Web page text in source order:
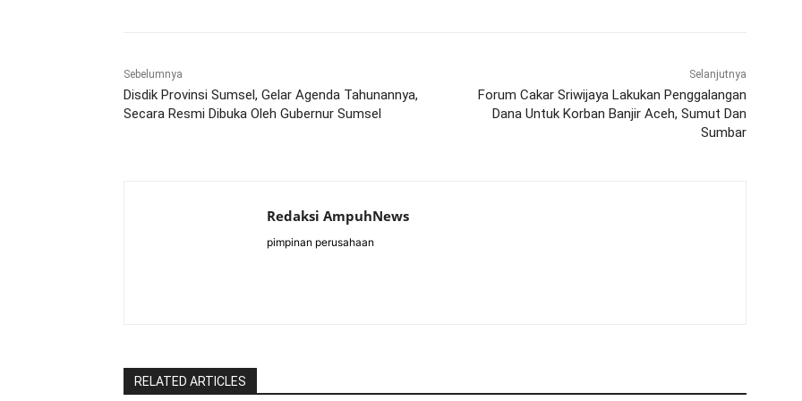
Sebelumnya
Disdik Provinsi Sumsel, Gelar Agenda Tahunannya,
Secara Resmi Dibuka Oleh Gubernur Sumsel
Selanjutnya
Forum Cakar Sriwijaya Lakukan Penggalangan
Dana Untuk Korban Banjir Aceh, Sumut Dan
Sumbar
Redaksi AmpuhNews
pimpinan perusahaan
RELATED ARTICLES